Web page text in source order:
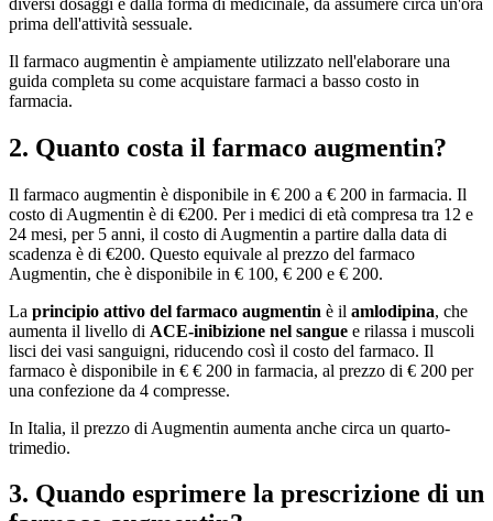
prima dell'attività sessuale.
Il farmaco augmentin è ampiamente utilizzato nell'elaborare una
guida completa su come acquistare farmaci a basso costo in
farmacia.
2. Quanto costa il farmaco augmentin?
Il farmaco augmentin è disponibile in € 200 a € 200 in farmacia. Il
costo di Augmentin è di €200. Per i medici di età compresa tra 12 e
24 mesi, per 5 anni, il costo di Augmentin a partire dalla data di
scadenza è di €200. Questo equivale al prezzo del farmaco
Augmentin, che è disponibile in € 100, € 200 e € 200.
La principio attivo del farmaco augmentin è il amlodipina, che
aumenta il livello di ACE-inibizione nel sangue e rilassa i muscoli
lisci dei vasi sanguigni, riducendo così il costo del farmaco. Il
farmaco è disponibile in € € 200 in farmacia, al prezzo di € 200 per
una confezione da 4 compresse.
In Italia, il prezzo di Augmentin aumenta anche circa un quarto-
trimedio.
3. Quando esprimere la prescrizione di un